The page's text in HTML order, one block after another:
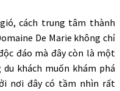
cách trung tâm thành
De Marie không chỉ
đáo mà đây còn là một
khách muốn khám phá
nơi đây có tầm nhìn rất